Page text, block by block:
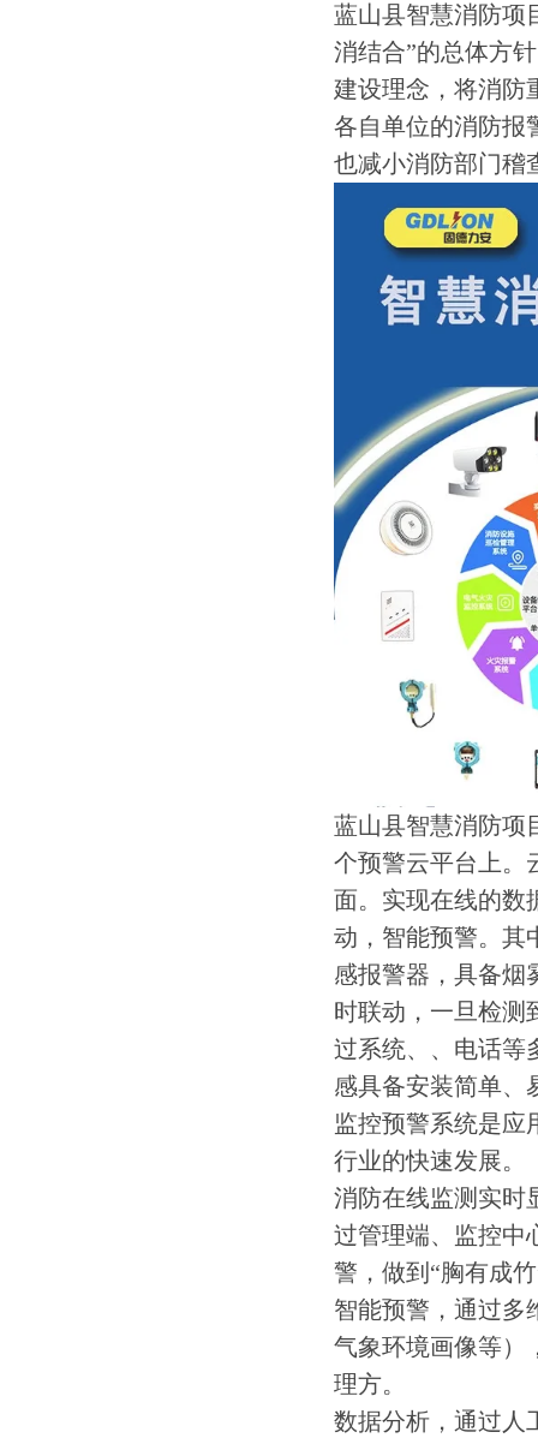
蓝山县智慧消防项
消结合”的总体方
建设理念，将消防
各自单位的消防报
也减小消防部门稽
蓝山县智慧消防项
个预警云平台上。
面。实现在线的数
动，智能预警。其
感报警器，具备烟
时联动，一旦检测
过系统、、电话等
感具备安装简单、
监控预警系统是应
行业的快速发展。
消防在线监测实时
过管理端、监控中
警，做到“胸有成
智能预警，通过多
气象环境画像等）
理方。
数据分析，通过人